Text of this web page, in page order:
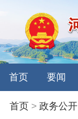
首页 要闻
首页 >政务公开